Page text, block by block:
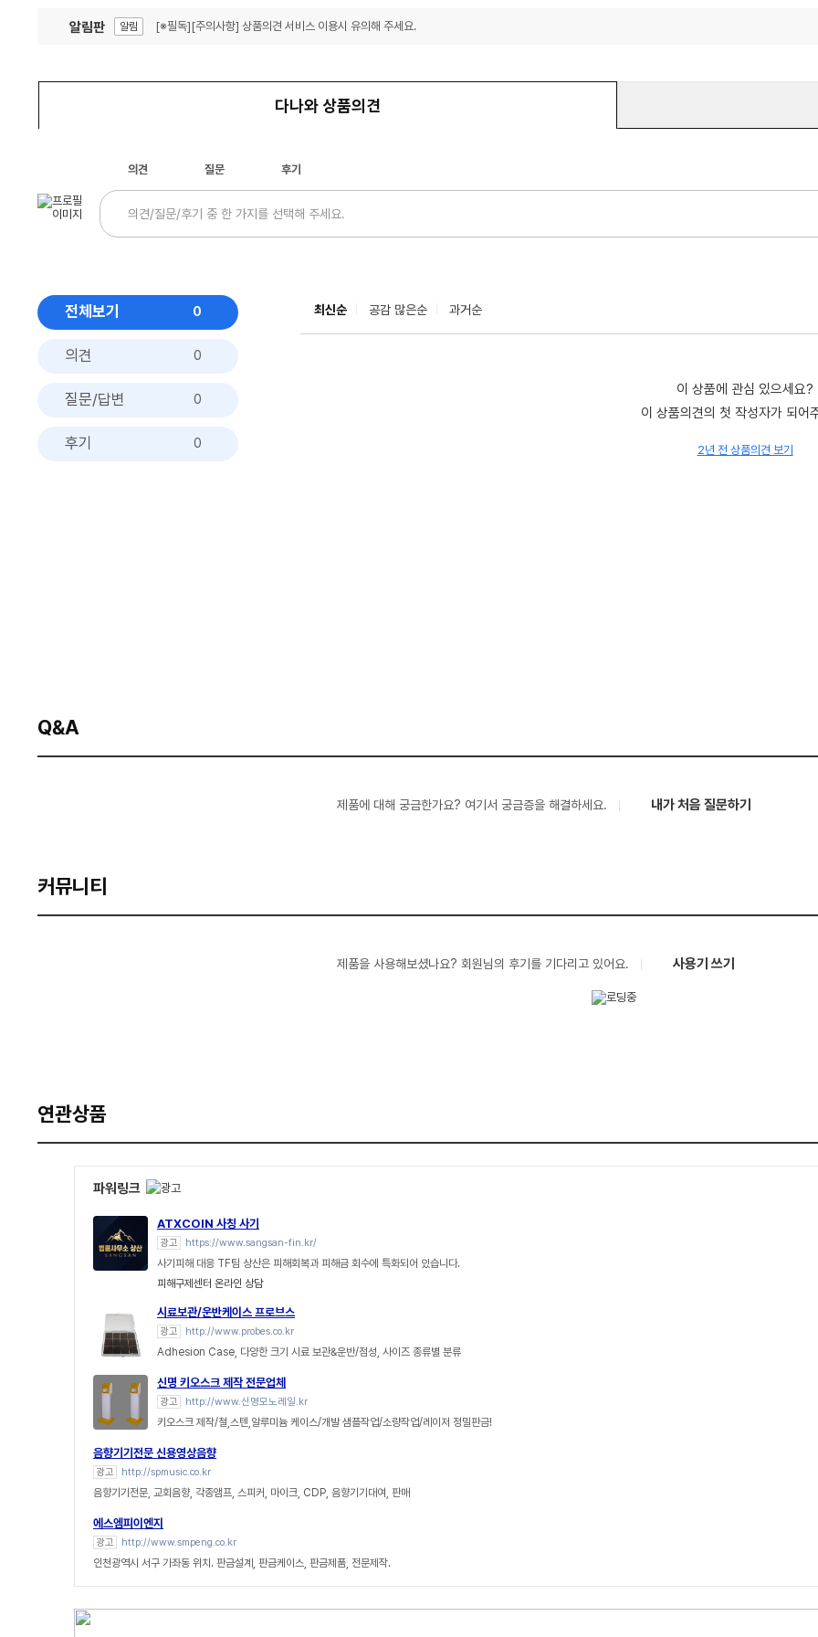
알림판 알림 [※필독][주의사항] 상품의견 서비스 이용시 유의해 주세요.
다나와 상품의견
의견 질문 후기
전체보기 0
의견 0
질문/답변 0
후기 0
최신순 공감 많은순 과거순
이 상품에 관심 있으세요?
이 상품의견의 첫 작성자가 되어
2년 전 상품의견 보기
Q&A
제품에 대해 궁금한가요? 여기서 궁금증을 해결하세요. 내가 처음 질문하기
커뮤니티
제품을 사용해보셨나요? 회원님의 후기를 기다리고 있어요. 사용기 쓰기
연관상품
파워링크
ATXCOIN 사칭 사기
광고 https://www.sangsan-fin.kr/
사기피해 대응 TF팀 상산은 피해회복과 피해금 회수에 특화되어 있습니다.
피해구제센터 온라인 상담
시료보관/운반케이스 프로브스
광고 http://www.probes.co.kr
Adhesion Case, 다양한 크기 시료 보관&운반/점성, 사이즈 종류별 분류
신명 키오스크 제작 전문업체
광고 http://www.신명모노레일.kr
키오스크 제작/철,스텐,알루미늄 케이스/개발 샘플작업/소량작업/레이저 정밀판금!
음향기기전문 신용영상음향
광고 http://spmusic.co.kr
음향기기전문, 교회음향, 각종앰프, 스피커, 마이크, CDP, 음향기기대여, 판매
에스엠피이엔지
광고 http://www.smpeng.co.kr
인천광역시 서구 가좌동 위치. 판금설계, 판금케이스, 판금제품, 전문제작.